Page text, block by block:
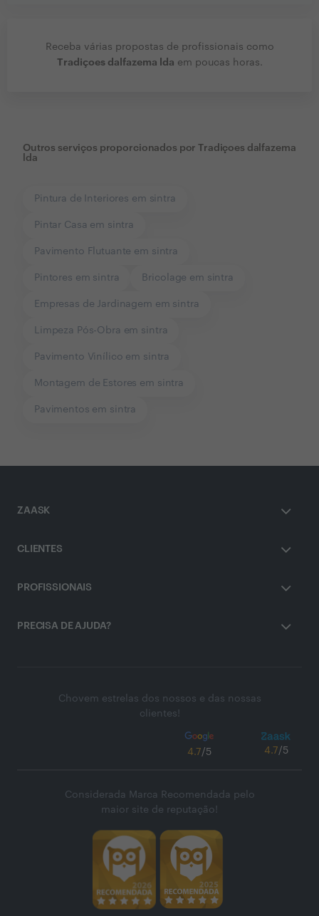
Receba várias propostas de profissionais como
Tradiçoes dalfazema lda em poucas horas.
Outros serviços proporcionados por
Tradiçoes dalfazema
lda
Pintura de Interiores em sintra
Pintar Casa em sintra
Pavimento Flutuante em sintra
Pintores em sintra Bricolage em sintra
Empresas de Jardinagem em sintra
Limpeza Pós-Obra em sintra
Pavimento Vinílico em sintra
Montagem de Estores em sintra
Pavimentos em sintra
ZAASK
CLIENTES
PROFISSIONAIS
PRECISA DE AJUDA?
Chovem estrelas dos nossos e das nossas
clientes!
4.7/5 4.7/5
Considerada Marca Recomendada pelo
maior site de reputação!